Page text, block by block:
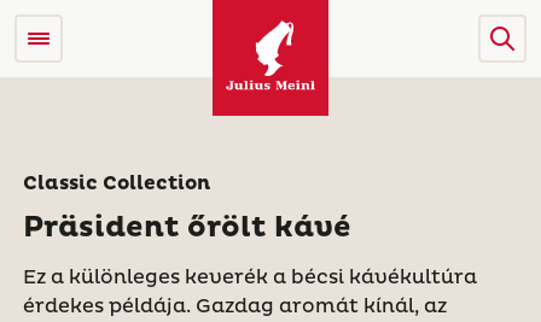
Classic Collection
Präsident őrölt kávé
Ez a különleges keverék a bécsi kávékultúra
érdekes példája. Gazdag aromát kínál, az